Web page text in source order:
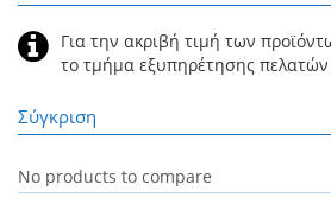
Για την ακριβή τιμή των
το τμήμα εξυπηρέτησης πελατών
Σύγκριση
No products to compare